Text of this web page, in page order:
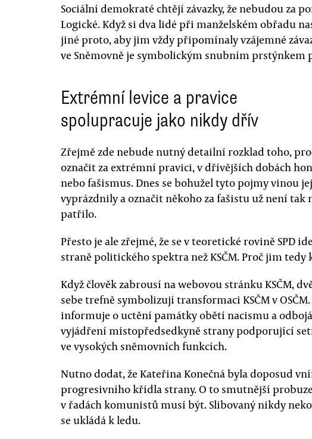
Sociální demokraté chtějí závazky, že nebudou za
Logické. Když si dva lidé při manželském obřadu
jiné proto, aby jim vždy připomínaly vzájemné
ve Sněmovně je symbolickým snubním prstýnkem
Extrémní levice a pravice
spolupracuje jako nikdy dřív
Zřejmě zde nebude nutný detailní rozklad toho,
označit za extrémní pravici, v dřívějších dobách
nebo fašismus. Dnes se bohužel tyto pojmy vinou
vyprázdnily a označit někoho za fašistu už není tak
patřilo.
Přesto je ale zřejmé, že se v teoretické rovině SPD
straně politického spektra než KSČM. Proč jim
Když člověk zabrousí na webovou stránku KSČM,
sebe trefně symbolizují transformaci KSČM v
informuje o uctění památky obětí nacismu a
vyjádření místopředsedkyně strany podporující
ve vysokých sněmovních funkcích.
Nutno dodat, že Kateřina Konečná byla doposud
progresivního křídla strany. O to smutnější
v řadách komunistů musí být. Slibovaný nikdy
se ukládá k ledu.